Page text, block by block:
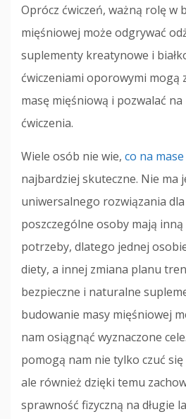
Oprócz ćwiczeń, ważną rolę w
mięśniowej może odgrywać
suplementy kreatynowe i
ćwiczeniami oporowymi mogą
masę mięśniową i pozwalać
ćwiczenia.
Wiele osób nie wie, co na
najbardziej skuteczne. Nie ma
uniwersalnego rozwiązania
poszczególne osoby mają inną
potrzeby, dlatego jednej
diety, a innej zmiana planu
bezpieczne i naturalne
budowanie masy mięśniowej
nam osiągnąć wyznaczone
pomogą nam nie tylko czuć
ale również dzięki temu
sprawność fizyczną na długie